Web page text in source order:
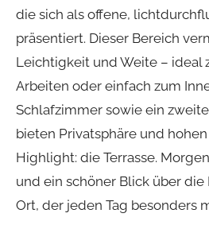
die sich als offene,
präsentiert. Dieser Bereich
Leichtigkeit und Weite – ideal
Arbeiten oder einfach zum
Schlafzimmer sowie ein
bieten Privatsphäre und
Highlight: die Terrasse.
und ein schöner Blick über die
Ort, der jeden Tag besonders